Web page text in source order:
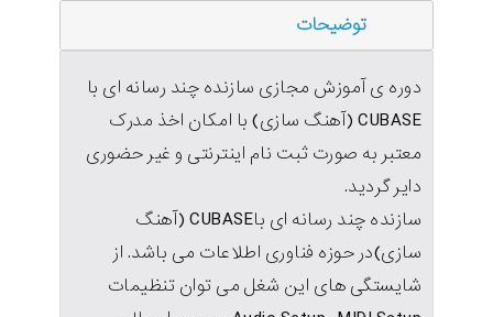
توضیحات
دوره ی آموزش مجازی سازنده چند رسانه ای با
CUBASE (آهنگ سازی) با امکان اخذ مدرک
معتبر به صورت ثبت نام اینترنتی و غیر حضوری
دایر گردید.
سازنده چند رسانه ای باCUBASE (آهنگ
سازی)در حوزه فناوری اطلاعات می باشد. از
شایستگی های این شغل می توان تنظیمات